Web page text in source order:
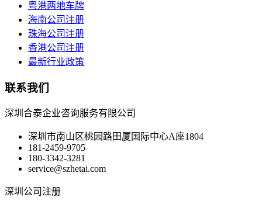
粤港两地车牌
海南公司注册
珠海公司注册
香港公司注册
最新行业政策
联系我们
深圳合泰企业咨询服务有限公司
深圳市南山区桃园路田厦国际中心A座1804
181-2459-9705
180-3342-3281
service@szhetai.com
深圳公司注册